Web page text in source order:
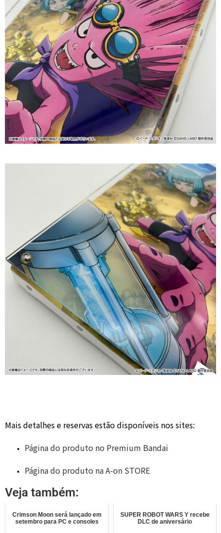
Mais detalhes e reservas estão disponíveis nos sites:
Página do produto no Premium Bandai
Página do produto na A-on STORE
Veja também:
Crimson Moon será lançado em
setembro para PC e consoles
SUPER ROBOT WARS Y recebe
DLC de aniversário